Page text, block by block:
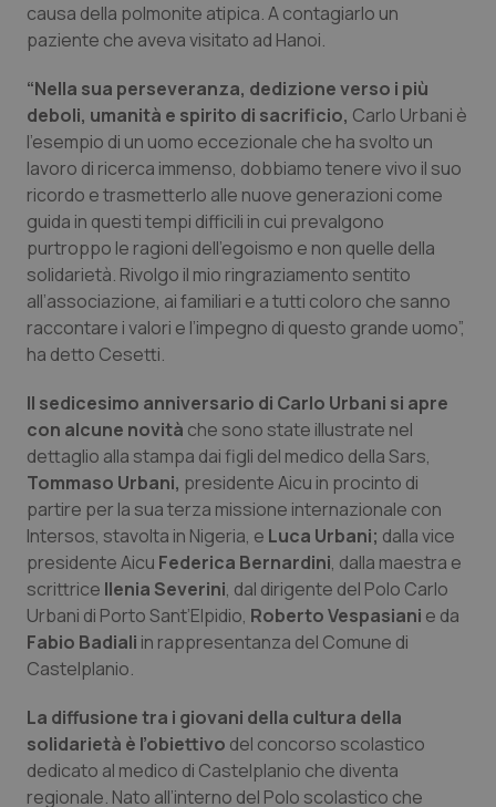
Lazio
Liguria
Lombardia
Marche
Molise
Piemonte
Provincia Autonoma di Trento
Puglia
Sardegna
Sicilia
Toscana
Umbria
Valle D’Aosta
Diabete & glucometri
Disturbi dell’umore
Dolore
Donna & Salute
Epatiti
HIV
Ipertensione & Scompenso
Malattie rare
Malattia di Crohn & Rettocolite Ulcerosa
Neuroscienze & patologie neurodegenerative
Obesità
Oftalmologia
Oncodermatologia
causa della polmonite atipica. A contagiarlo un
paziente che aveva visitato ad Hanoi.
“Nella sua perseveranza, dedizione verso i più
deboli, umanità e spirito di sacrificio, Carlo Urbani è
l’esempio di un uomo eccezionale che ha svolto un
lavoro di ricerca immenso, dobbiamo tenere vivo il suo
ricordo e trasmetterlo alle nuove generazioni come
guida in questi tempi difficili in cui prevalgono
purtroppo le ragioni dell’egoismo e non quelle della
solidarietà. Rivolgo il mio ringraziamento sentito
all’associazione, ai familiari e a tutti coloro che sanno
raccontare i valori e l’impegno di questo grande uomo”,
ha detto Cesetti.
Il sedicesimo anniversario di Carlo Urbani si apre
con alcune novità che sono state illustrate nel
dettaglio alla stampa dai figli del medico della Sars,
Tommaso Urbani, presidente Aicu in procinto di
partire per la sua terza missione internazionale con
Intersos, stavolta in Nigeria, e Luca Urbani; dalla vice
presidente Aicu Federica Bernardini, dalla maestra e
scrittrice Ilenia Severini, dal dirigente del Polo Carlo
Urbani di Porto Sant’Elpidio, Roberto Vespasiani e da
Fabio Badiali in rappresentanza del Comune di
Castelplanio.
La diffusione tra i giovani della cultura della
solidarietà è l’obiettivo del concorso scolastico
dedicato al medico di Castelplanio che diventa
regionale. Nato all’interno del Polo scolastico che